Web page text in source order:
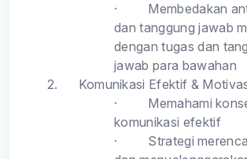
·
Membedakan
dan tanggung jawab
dengan tugas dan
jawab para bawahan
2.
Komunikasi Efektif &
·
Memahami
komunikasi efektif
·
Strategi